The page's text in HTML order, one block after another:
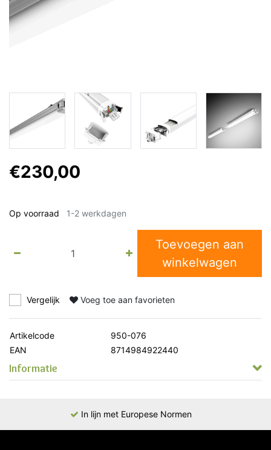
€230,00
Op voorraad 1-2 werkdagen
Toevoegen aan
winkelwagen
Vergelijk Voeg toe aan favorieten
Artikelcode
950-076
EAN
8714984922440
Informatie
In lijn met Europese Normen